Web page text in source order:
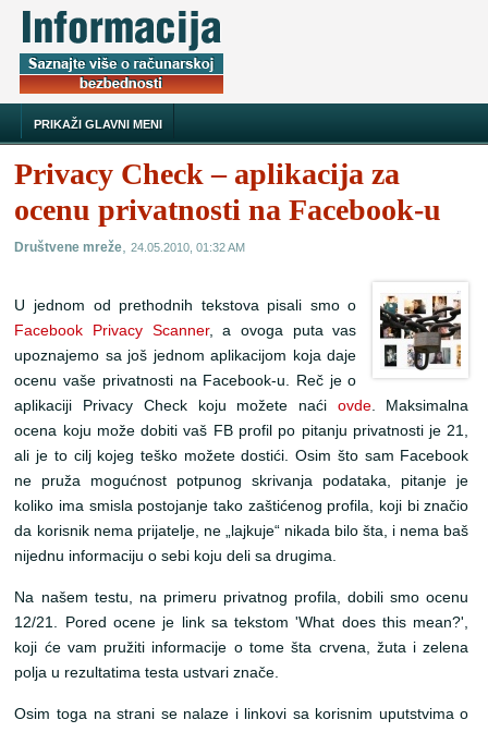
PRIKAŽI GLAVNI MENI
Privacy Check – aplikacija za
ocenu privatnosti na Facebook-u
Društvene mreže,24.05.2010, 01:32 AM
U jednom od prethodnih tekstova pisali smo o
Facebook Privacy Scanner, a ovoga puta vas
upoznajemo sa još jednom aplikacijom koja daje
ocenu vaše privatnosti na Facebook-u. Reč je o
aplikaciji Privacy Check koju možete naći ovde. Maksimalna
ocena koju može dobiti vaš FB profil po pitanju privatnosti je 21,
ali je to cilj kojeg teško možete dostići. Osim što sam Facebook
ne pruža mogućnost potpunog skrivanja podataka, pitanje je
koliko ima smisla postojanje tako zaštićenog profila, koji bi značio
da korisnik nema prijatelje, ne „lajkuje“ nikada bilo šta, i nema baš
nijednu informaciju o sebi koju deli sa drugima.
Na našem testu, na primeru privatnog profila, dobili smo ocenu
12/21. Pored ocene je link sa tekstom 'What does this mean?',
koji će vam pružiti informacije o tome šta crvena, žuta i zelena
polja u rezultatima testa ustvari znače.
Osim toga na strani se nalaze i linkovi sa korisnim uputstvima o